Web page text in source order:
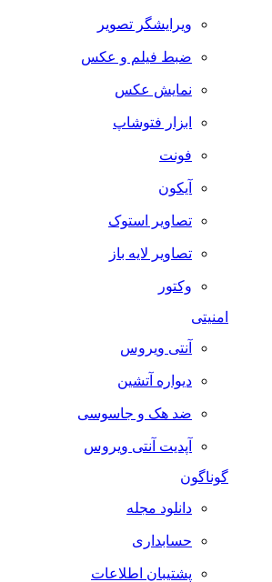
ویرایشگر تصویر
ضبط فيلم و عكس
نمایش عکس
ابزار فتوشاپ
فونت
آیکون
تصاویر استوک
تصاویر لایه باز
وکتور
آنتی ویروس
دیواره آتشین
ضد هک و جاسوسی
آپدیت آنتی ویروس
گوناگون
دانلود مجله
حسابداری
پشتیبان اطلاعات